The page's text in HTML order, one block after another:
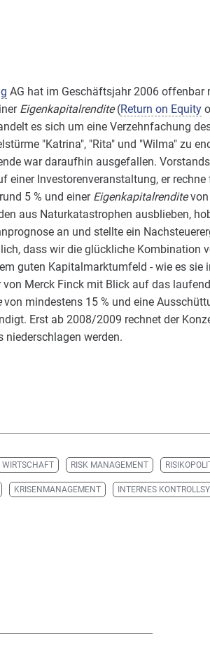
AG hat im Geschäftsjahr 2006
Eigenkapitalrendite(Return on Equity
es sich um eine Verzehnfachung
"Katrina", "Rita" und "Wilma" zu
war daraufhin ausgefallen.
einer Investorenveranstaltung, er
5 % und einer Eigenkapitalrenditevon
aus Naturkatastrophen ausblieben,
an und stellte ein
dass wir die glückliche Kombination
guten Kapitalmarktumfeld - wie es sie
Merck Finck mit Blick auf das
von mindestens 15 % und eine
Erst ab 2008/2009 rechnet der
niederschlagen werden.
WIRTSCHAFT RISK MANAGEMENT
KRISENMANAGEMENT INTERNES